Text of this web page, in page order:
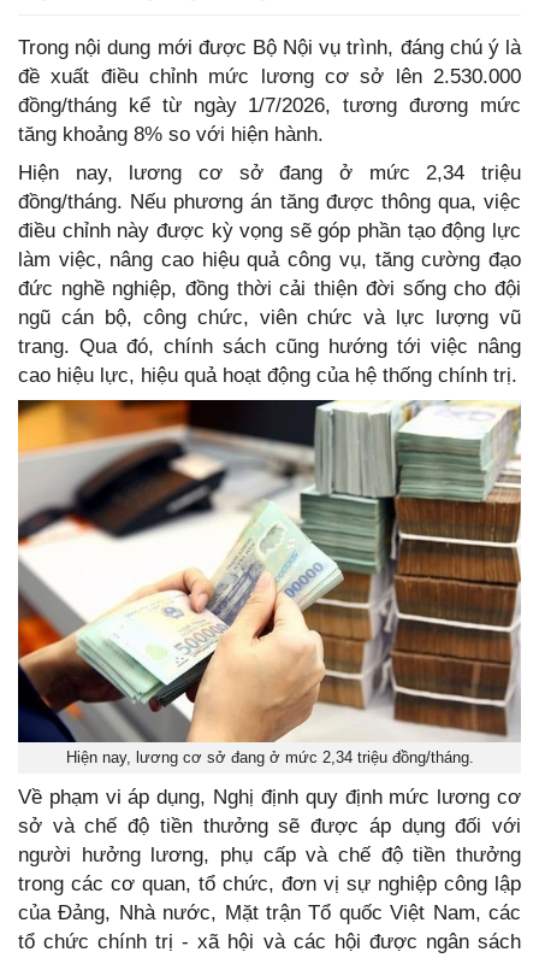
Trong nội dung mới được Bộ Nội vụ trình, đáng chú ý là
đề xuất điều chỉnh mức lương cơ sở lên 2.530.000
đồng/tháng kể từ ngày 1/7/2026, tương đương mức
tăng khoảng 8% so với hiện hành.
Hiện nay, lương cơ sở đang ở mức 2,34 triệu
đồng/tháng. Nếu phương án tăng được thông qua, việc
điều chỉnh này được kỳ vọng sẽ góp phần tạo động lực
làm việc, nâng cao hiệu quả công vụ, tăng cường đạo
đức nghề nghiệp, đồng thời cải thiện đời sống cho đội
ngũ cán bộ, công chức, viên chức và lực lượng vũ
trang. Qua đó, chính sách cũng hướng tới việc nâng
cao hiệu lực, hiệu quả hoạt động của hệ thống chính trị.
Hiện nay, lương cơ sở đang ở mức 2,34 triệu đồng/tháng.
Về phạm vi áp dụng, Nghị định quy định mức lương cơ
sở và chế độ tiền thưởng sẽ được áp dụng đối với
người hưởng lương, phụ cấp và chế độ tiền thưởng
trong các cơ quan, tổ chức, đơn vị sự nghiệp công lập
của Đảng, Nhà nước, Mặt trận Tổ quốc Việt Nam, các
tổ chức chính trị - xã hội và các hội được ngân sách